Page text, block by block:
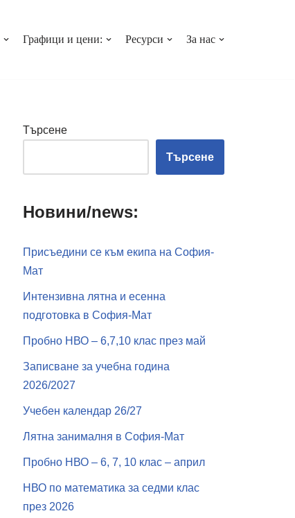
Графици и цени: Ресурси За нас
Търсене
Търсене
Новини/news:
Присъедини се към екипа на София-
Мат
Интензивна лятна и есенна
подготовка в София-Мат
Пробно НВО – 6,7,10 клас през май
Записване за учебна година
2026/2027
Учебен календар 26/27
Лятна занималня в София-Мат
Пробно НВО – 6, 7, 10 клас – април
НВО по математика за седми клас
през 2026